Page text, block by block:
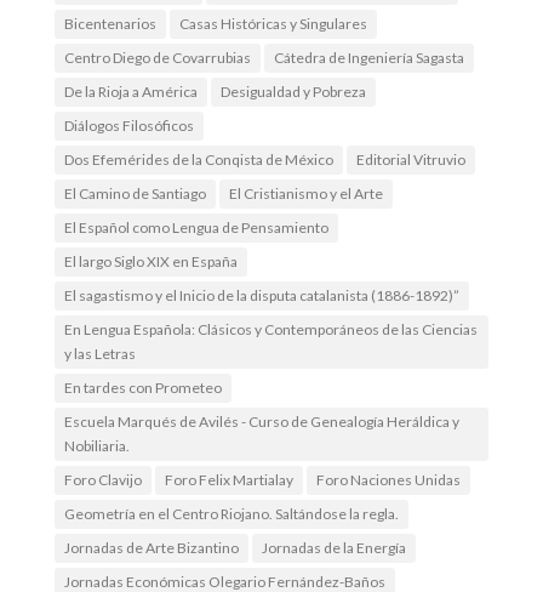
Bicentenarios
Casas Históricas y Singulares
Centro Diego de Covarrubias
Cátedra de Ingeniería Sagasta
De la Rioja a América
Desigualdad y Pobreza
Diálogos Filosóficos
Dos Efemérides de la Conqista de México
Editorial Vitruvio
El Camino de Santiago
El Cristianismo y el Arte
El Español como Lengua de Pensamiento
El largo Siglo XIX en España
El sagastismo y el Inicio de la disputa catalanista (1886-1892)”
En Lengua Española: Clásicos y Contemporáneos de las Ciencias
y las Letras
En tardes con Prometeo
Escuela Marqués de Avilés - Curso de Genealogía Heráldica y
Nobiliaria.
Foro Clavijo
Foro Felix Martialay
Foro Naciones Unidas
Geometría en el Centro Riojano. Saltándose la regla.
Jornadas de Arte Bizantino
Jornadas de la Energía
Jornadas Económicas Olegario Fernández-Baños